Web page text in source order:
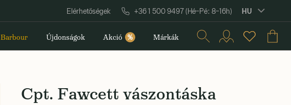
Elérhetőségek +36 1 500 9497 (Hé–Pé: 8–16h) HU
Barbour Újdonságok Akció % Márkák
Cpt. Fawcett vászontáska